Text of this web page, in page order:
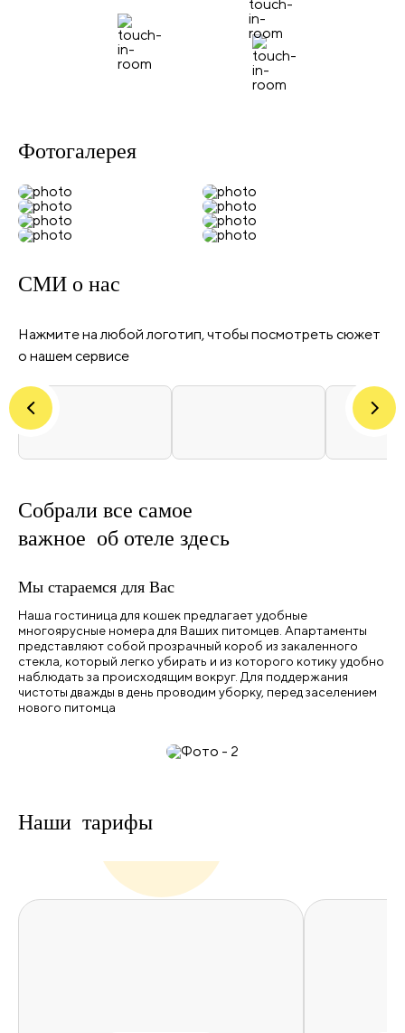
Фотогалерея
СМИ о нас
Нажмите на любой логотип, чтобы посмотреть сюжет
о нашем сервисе
Собрали все самое
важное об отеле здесь
Мы стараемся для Вас
Наша гостиница для кошек предлагает удобные
многоярусные номера для Ваших питомцев. Апартаменты
представляют собой прозрачный короб из закаленного
стекла, который легко убирать и из которого котику удобно
наблюдать за происходящим вокруг. Для поддержания
чистоты дважды в день проводим уборку, перед заселением
нового питомца
Наши тарифы